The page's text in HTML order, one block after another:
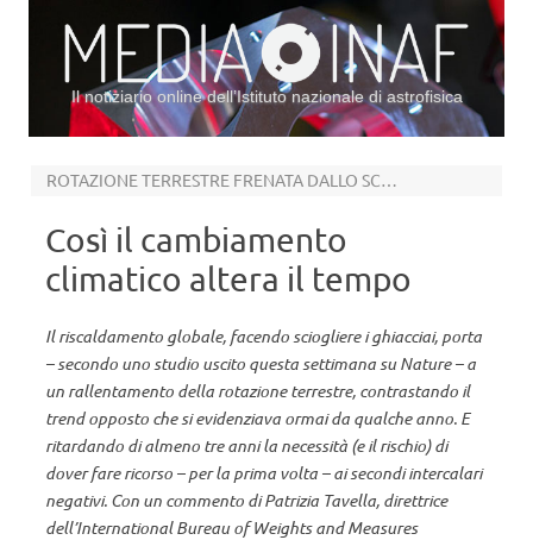
Il notiziario online dell’Istituto nazionale di astrofisica
ROTAZIONE TERRESTRE FRENATA DALLO SCIOGLIMENTO DEI GHIACCI
Così il cambiamento
climatico altera il tempo
Il riscaldamento globale, facendo sciogliere i ghiacciai, porta
– secondo uno studio uscito questa settimana su Nature – a
un rallentamento della rotazione terrestre, contrastando il
trend opposto che si evidenziava ormai da qualche anno. E
ritardando di almeno tre anni la necessità (e il rischio) di
dover fare ricorso – per la prima volta – ai secondi intercalari
negativi. Con un commento di Patrizia Tavella, direttrice
dell’International Bureau of Weights and Measures